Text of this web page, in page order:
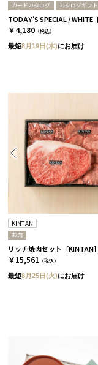
カードカタログ カタログギフト
￥4,180 （税込）
最短8月19日(水)にお届け
KINTAN
お肉
リッチ焼肉セット［KINTAN］
￥15,561 （税込）
最短8月25日(火)にお届け